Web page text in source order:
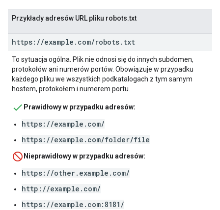
Przykłady adresów URL pliku robots.txt
https: //example . com/robots. txt
To sytuacja ogólna. Plik nie odnosi się do innych subdomen,
protokołów ani numerów portów. Obowiązuje w przypadku
każdego pliku we wszystkich podkatalogach z tym samym
hostem, protokołem i numerem portu.
Prawidłowy w przypadku adresów:
https://example.com/
https://example.com/folder/file
Nieprawidłowy w przypadku adresów:
https://other.example.com/
http://example.com/
https://example.com:8181/